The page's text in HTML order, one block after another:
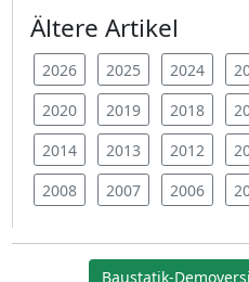
Ältere Artikel
2026 2025 2024
2020
2019 2018
2014
2013 2012
2008
2007 2006
Baustatik-